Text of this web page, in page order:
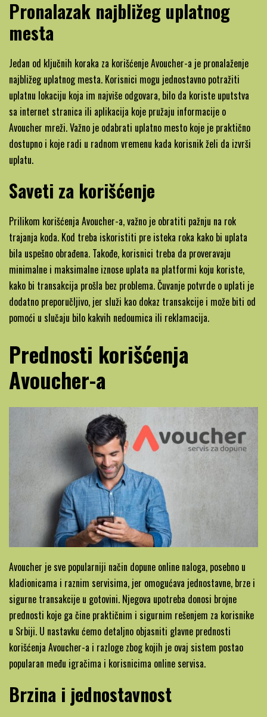
Pronalazak najbližeg uplatnog
mesta
Jedan od ključnih koraka za korišćenje Avoucher-a je pronalaženje
najbližeg uplatnog mesta. Korisnici mogu jednostavno potražiti
uplatnu lokaciju koja im najviše odgovara, bilo da koriste uputstva
sa internet stranica ili aplikacija koje pružaju informacije o
Avoucher mreži. Važno je odabrati uplatno mesto koje je praktično
dostupno i koje radi u radnom vremenu kada korisnik želi da izvrši
uplatu.
Saveti za korišćenje
Prilikom korišćenja Avoucher-a, važno je obratiti pažnju na rok
trajanja koda. Kod treba iskoristiti pre isteka roka kako bi uplata
bila uspešno obrađena. Takođe, korisnici treba da proveravaju
minimalne i maksimalne iznose uplata na platformi koju koriste,
kako bi transakcija prošla bez problema. Čuvanje potvrde o uplati je
dodatno preporučljivo, jer služi kao dokaz transakcije i može biti od
pomoći u slučaju bilo kakvih nedoumica ili reklamacija.
Prednosti korišćenja
Avoucher-a
Avoucher je sve popularniji način dopune online naloga, posebno u
kladionicama i raznim servisima, jer omogućava jednostavne, brze i
sigurne transakcije u gotovini. Njegova upotreba donosi brojne
prednosti koje ga čine praktičnim i sigurnim rešenjem za korisnike
u Srbiji. U nastavku ćemo detaljno objasniti glavne prednosti
korišćenja Avoucher-a i razloge zbog kojih je ovaj sistem postao
popularan među igračima i korisnicima online servisa.
Brzina i jednostavnost